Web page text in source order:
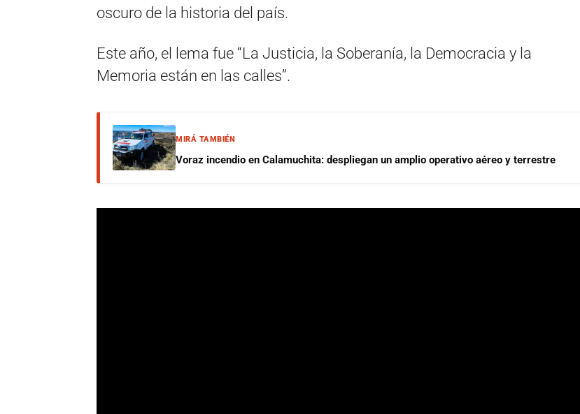
oscuro de la historia del país.
Este año, el lema fue “La Justicia, la Soberanía, la Democracia y la
Memoria están en las calles”.
MIRÁ TAMBIÉN
Voraz incendio en Calamuchita: despliegan un amplio operativo aéreo y terrestre